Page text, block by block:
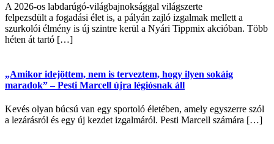
A 2026-os labdarúgó-világbajnoksággal világszerte
felpezsdült a fogadási élet is, a pályán zajló izgalmak mellett a
szurkolói élmény is új szintre kerül a Nyári Tippmix akcióban. Több
héten át tartó […]
„Amikor idejöttem, nem is terveztem, hogy ilyen sokáig
maradok” – Pesti Marcell újra légiósnak áll
Kevés olyan búcsú van egy sportoló életében, amely egyszerre szól
a lezárásról és egy új kezdet izgalmáról. Pesti Marcell számára […]